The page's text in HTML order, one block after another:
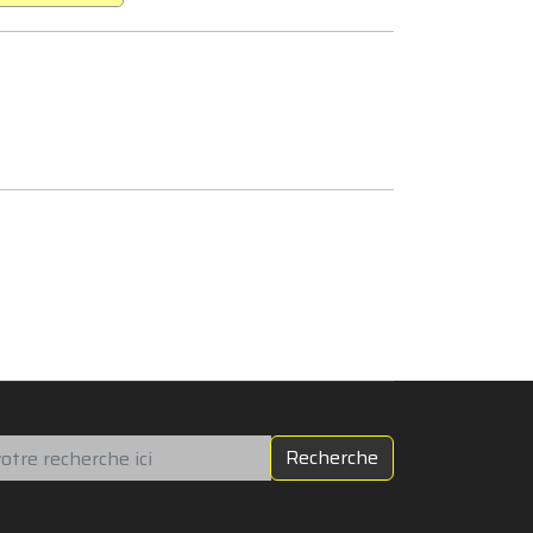
Recherche